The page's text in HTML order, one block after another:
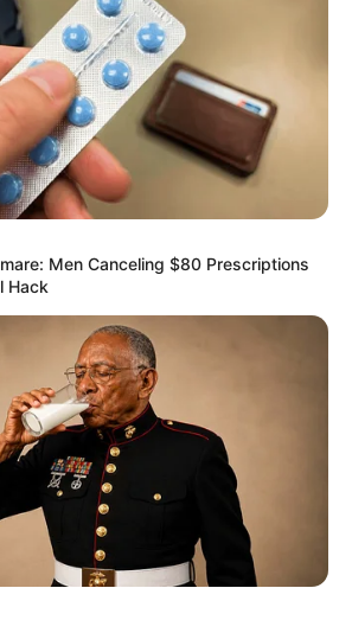
bietet.
Friedrichstein
einem Berg, gegenüber der Altstadt
Bad Wildungen, steht das sehr gut
Barockschloss der Grafen und
Es beherbergt eine militär- und
Sammlung mit historischen Waffen aus
tolle Haus am Edersee
Gemeinde Edertal steht ein
eingerichtetes Haus auf dem
als hätten die Bewohner es soeben
ist der Besuch eine
es entstehen Orientierungs- und
Herzberg
Bauabschnitten wurde die oft
Men Canceling $80 Prescriptions
Hack